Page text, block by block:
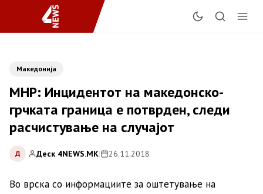
Македонија
МНР: Инцидентот на македонско-
грчката граница е потврден, следи
расчистување на случајот
Д Деск 4NEWS.MK| 26.11.2018
Во врска со информациите за оштетување на